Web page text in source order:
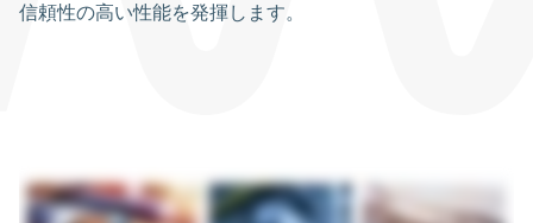
信頼性の高い性能を発揮します。